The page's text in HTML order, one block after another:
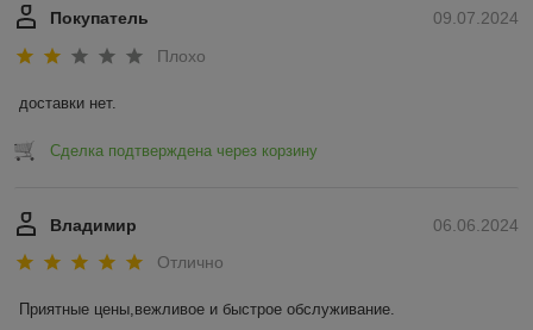
09.07.2024
Покупатель
Плохо
доставки нет.
Сделка подтверждена через корзину
06.06.2024
Владимир
Отлично
Приятные цены,вежливое и быстрое обслуживание.